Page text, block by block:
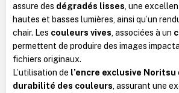
assure des dégradés lisses, une
hautes et basses lumières, ainsi qu’un
chair. Les couleurs vives, associées à un
permettent de produire des images
fichiers originaux.
L’utilisation de l’encre exclusive Noritsu
durabilité des couleurs, assurant une